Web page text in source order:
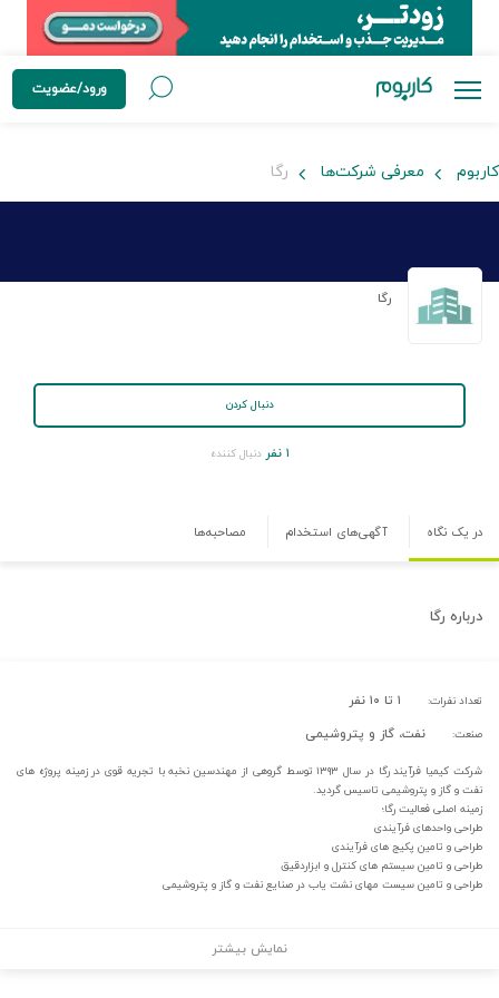
ورود/عضویت
کاربوم معرفی شرکت‌ها رگا
رگا
دنبال کردن
۱ نفر دنبال کننده
در یک نگاه آگهی‌های استخدام مصاحبه‌ها
درباره رگا
تعداد نفرات: ۱ تا ۱۰ نفر
صنعت: نفت، گاز و پتروشیمی
شرکت کیمیا فرآیند رگا در سال ۱۳۹۳ توسط گروهی از مهندسین نخبه با تجریه قوی در زمینه پروژه های
نفت و گاز و پتروشیمی تاسیس گردید.
زمینه اصلی فعالیت رگا؛
طراحی واحدهای فرآیندی
طراحی و تامین پکیج های فرآیندی
طراحی و تامین سیستم های کنترل و ابزاردقیق
طراحی و تامین سیست مهای نشت یاب در صنایع نفت و گاز و پتروشیمی
نمایش بیشتر